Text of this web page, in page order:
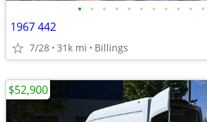
• • • • • • • • • • •
1967 442
7/28 31k mi Billings
$52,900